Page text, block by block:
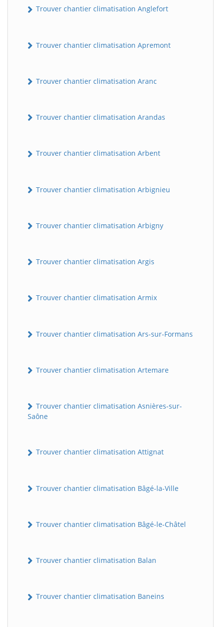
Trouver chantier climatisation Anglefort
Trouver chantier climatisation Apremont
Trouver chantier climatisation Aranc
Trouver chantier climatisation Arandas
Trouver chantier climatisation Arbent
Trouver chantier climatisation Arbignieu
Trouver chantier climatisation Arbigny
Trouver chantier climatisation Argis
Trouver chantier climatisation Armix
Trouver chantier climatisation Ars-sur-Formans
Trouver chantier climatisation Artemare
Trouver chantier climatisation Asnières-sur-
Saône
Trouver chantier climatisation Attignat
Trouver chantier climatisation Bâgé-la-Ville
Trouver chantier climatisation Bâgé-le-Châtel
Trouver chantier climatisation Balan
Trouver chantier climatisation Baneins